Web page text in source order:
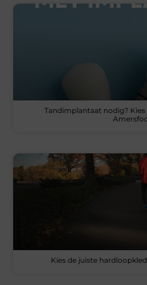
Tandimplantaat nodig?
Kies de juiste